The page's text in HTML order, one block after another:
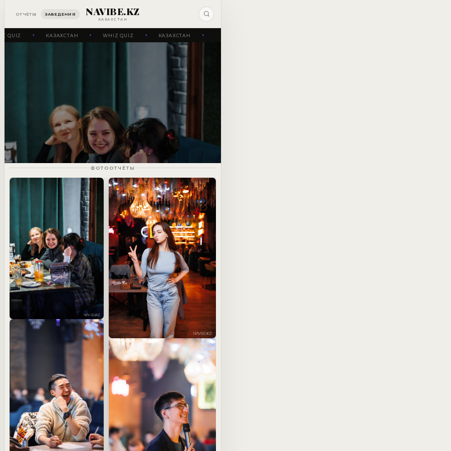
ОТЧЁТЫ ЗАВЕДЕНИЯ NAVIBE.KZ
КАЗАХСТАН
QUIZ ✦ КАЗАХСТАН ✦ WHIZ QUIZ ✦ КАЗАХСТАН ✦
WHIZ QUIZ
ФОТООТЧЁТЫ
WHIZ QUIZ
WHIZ QUIZ
30 марта